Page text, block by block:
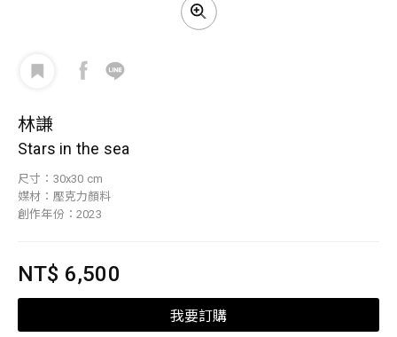
林謙
Stars in the sea
尺寸：30x30 cm
媒材：壓克力顏料
創作年份：2023
NT$ 6,500
我要訂購